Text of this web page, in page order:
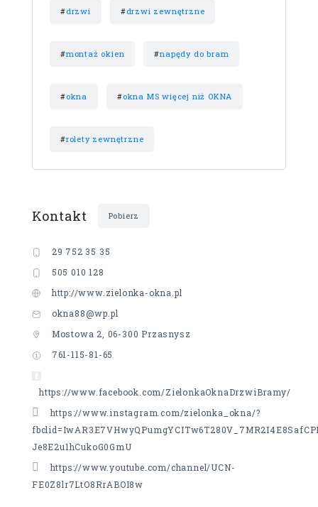
#drzwi #drzwi zewnętrzne
#montaż okien #napędy do bram
#okna #okna MS więcej niż OKNA
#rolety zewnętrzne
Kontakt Pobierz
29 752 35 35
505 010 128
http://www.zielonka-okna.pl
okna88@wp.pl
Mostowa 2, 06-300 Przasnysz
761-115-81-65
https://www.facebook.com/ZielonkaOknaDrzwiBramy/
https://www.instagram.com/zielonka_okna/?
Je8E2u1hCukoG0GmU
https://www.youtube.com/channel/UCN-
FE0Z8lr7LtO8RrABOI8w